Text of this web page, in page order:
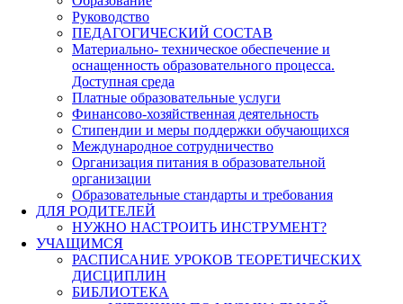
Руководство
ПЕДАГОГИЧЕСКИЙ СОСТАВ
Материально- техническое обеспечение и
оснащенность образовательного процесса.
Доступная среда
Платные образовательные услуги
Финансово-хозяйственная деятельность
Стипендии и меры поддержки обучающихся
Международное сотрудничество
Организация питания в образовательной
организации
Образовательные стандарты и требования
ДЛЯ РОДИТЕЛЕЙ
НУЖНО НАСТРОИТЬ ИНСТРУМЕНТ?
УЧАЩИМСЯ
РАСПИСАНИЕ УРОКОВ ТЕОРЕТИЧЕСКИХ
ДИСЦИПЛИН
БИБЛИОТЕКА